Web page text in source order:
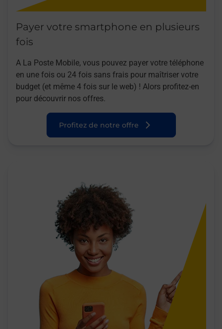
Payer votre smartphone en plusieurs
fois
A La Poste Mobile, vous pouvez payer votre téléphone
en une fois ou 24 fois sans frais pour maîtriser votre
budget (et même 4 fois sur le web) ! Alors profitez-en
pour découvrir nos offres.
Profitez de notre offre